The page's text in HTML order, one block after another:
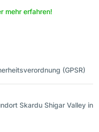
mehr erfahren!
(GPSR)
Skardu Shigar Valley in